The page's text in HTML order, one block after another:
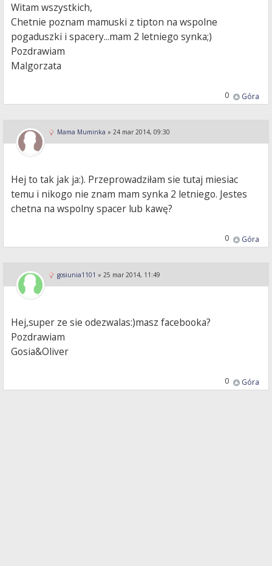
Witam wszystkich,
Chetnie poznam mamuski z tipton na wspolne
pogaduszki i spacery...mam 2 letniego synka;)
Pozdrawiam
Malgorzata
Góra
0
Mama Muminka » 24 mar 2014, 09:30
Hej to tak jak ja:). Przeprowadziłam sie tutaj miesiac
temu i nikogo nie znam mam synka 2 letniego. Jestes
chetna na wspolny spacer lub kawę?
Góra
0
gosiunia1101 » 25 mar 2014, 11:49
Hej,super ze sie odezwalas:)masz facebooka?
Pozdrawiam
Gosia&Oliver
Góra
0